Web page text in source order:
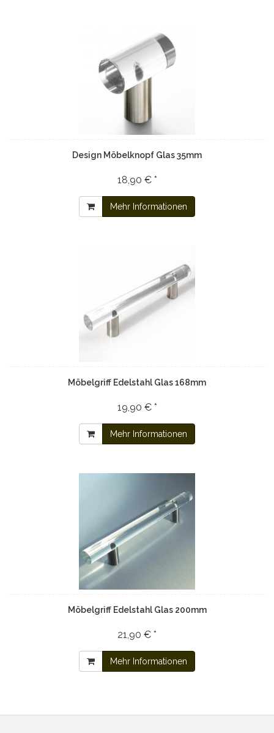
Design Möbelknopf Glas 35mm
18,90 € *
Mehr Informationen
Möbelgriff Edelstahl Glas 168mm
19,90 € *
Mehr Informationen
Möbelgriff Edelstahl Glas 200mm
21,90 € *
Mehr Informationen